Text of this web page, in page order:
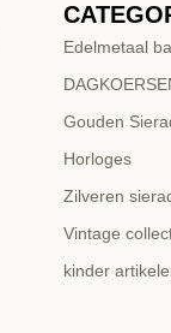
Edelmetaal
Gouden
Horloges
Zilveren
Vintage
kinder